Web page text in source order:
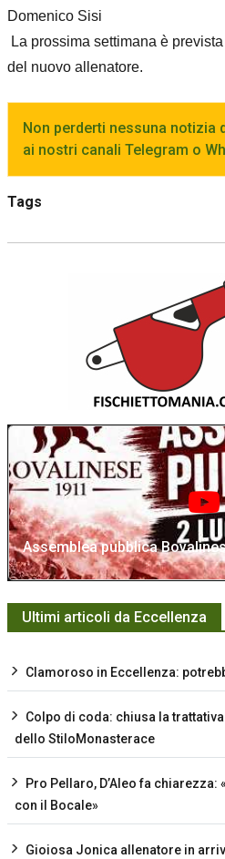
Domenico Sisi
La prossima settimana è
del nuovo allenatore.
Non perderti nessuna notizia
ai nostri canali Telegram o
Tags
Assemblea pubblica
Ultimi articoli da Eccellenza
Clamoroso in Eccellenza:
Colpo di coda: chiusa la
dello StiloMonasterace
Pro Pellaro, D’Aleo fa chiarezza:
con il Bocale»
Gioiosa Jonica allenatore in